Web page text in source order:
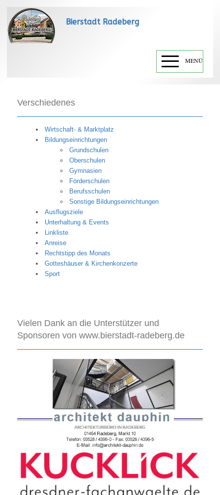
Bierstadt Radeberg
MENÜ
Verschiedenes
Wirtschaft- & Marktplatz
Bildungseinrichtungen
Grundschulen
Oberschulen
Gymnasien
Förderschulen
Berufsschulen
Sonstige Bildungseinrichtungen
Ausflugsziele
Unterhaltung & Events
Linkliste
Anreise
Rechtstipp des Monats
Gotteshäuser & Kirchenkonzerte
Sport
Vielen Dank an die Unterstützer und
Sponsoren von www.bierstadt-radeberg.de